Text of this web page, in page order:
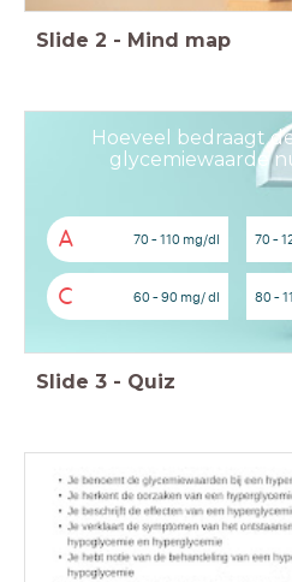
Slide 2 - Mind map
Hoeveel bedraagt
glycemiewaarde
A 70 - 110 mg/dl 70 -
C 60 - 90 mg/ dl 80 -
Slide 3 - Quiz